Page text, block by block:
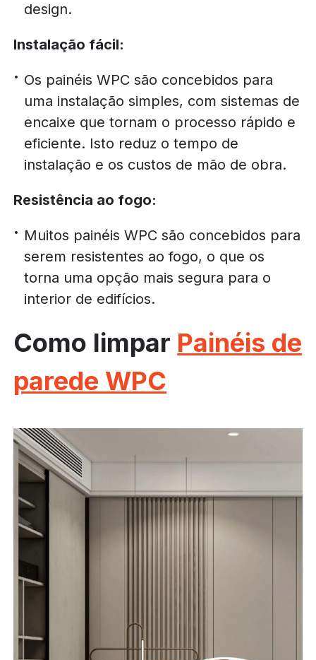
design.
Instalação fácil:
Os painéis WPC são concebidos para
uma instalação simples, com sistemas de
encaixe que tornam o processo rápido e
eficiente. Isto reduz o tempo de
instalação e os custos de mão de obra.
Resistência ao fogo:
Muitos painéis WPC são concebidos para
serem resistentes ao fogo, o que os
torna uma opção mais segura para o
interior de edifícios.
Como limpar Painéis de
parede WPC